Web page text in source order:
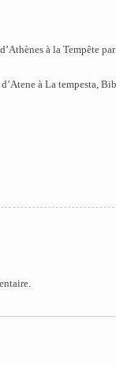
à la Tempête
à La tempesta,